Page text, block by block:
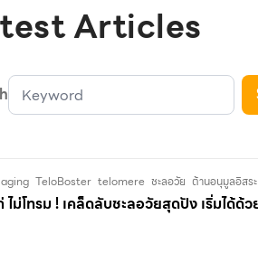
Articles
TeloBoster telomere ชะลอวัย ต้านอนุมูลอิสระ
ไม่โทรม ! เคล็ดลับชะลอวัยสุดปัง เริ่มได้ด้ว